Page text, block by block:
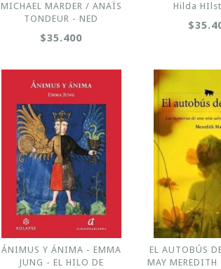
MICHAEL MARDER / ANAÏS
TONDEUR - NED
$35.400
Hilda
ÁNIMUS Y ÁNIMA - EMMA
JUNG - EL HILO DE
EL AUTOBÚS
MAY MEREDITH